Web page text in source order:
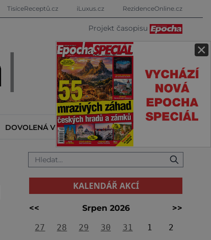
×
TisíceReceptů.cz iLuxus.cz RezidenceOnline.cz
Projekt časopisu
DOVOLENÁ V ZAHRANIČÍ KALENDÁŘ AKCÍ
KALENDÁŘ AKCÍ
<< Srpen 2026
>>
27
28 29 30 31 1
2